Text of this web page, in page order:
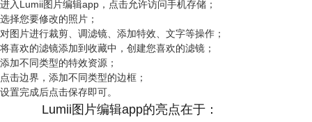
进入Lumii图片编辑app，点击允许访问手机存储；
选择您要修改的照片；
对图片进行裁剪、调滤镜、添加特效、文字等操作；
将喜欢的滤镜添加到收藏中，创建您喜欢的滤镜；
添加不同类型的特效资源；
点击边界，添加不同类型的边框；
设置完成后点击保存即可。
Lumii图片编辑app的亮点在于：